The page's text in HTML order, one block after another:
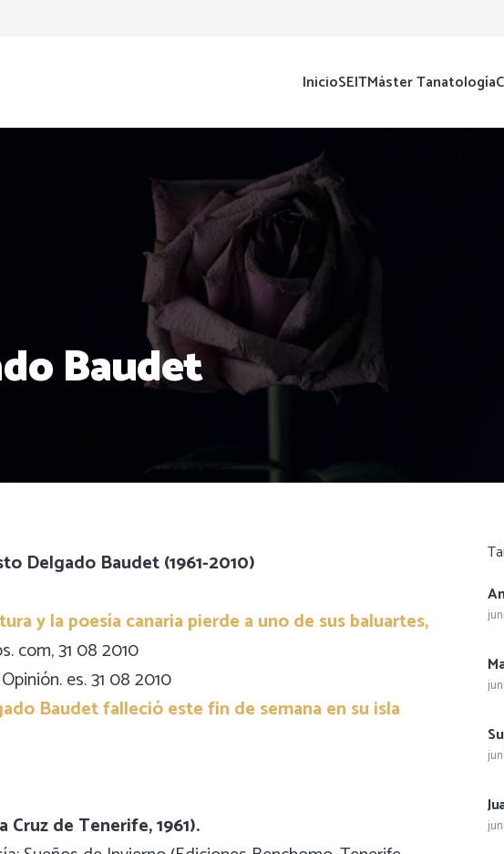
InicioSEITMáster Tanatología
Baudet
Delgado Baudet (1961-2010)
y la poesía canaria pierde a uno de sus baluartes,
com, 31 08 2010
es. 31 08 2010
Baudet falleció este fin de semana en su isla
de Tenerife, 1961).